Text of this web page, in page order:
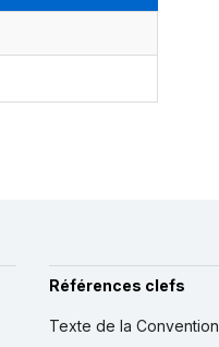
Références clefs
Texte de la Convention